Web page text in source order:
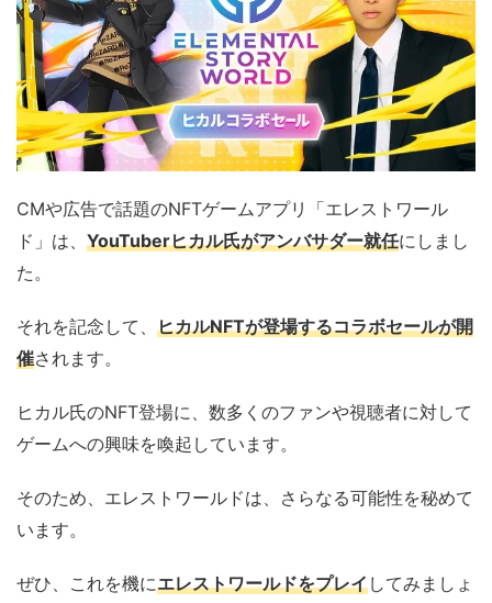
CMや広告で話題のNFTゲームアプリ「エレストワール
ド」は、 YouTuberヒカル氏がアンバサダー就任にしまし
た。
それを記念して、 ヒカルNFTが登場するコラボセールが開
催されます。
ヒカル氏のNFT登場に、数多くのファンや視聴者に対して
ゲームへの興味を喚起しています。
そのため、エレストワールドは、さらなる可能性を秘めて
います。
ぜひ、これを機にエレストワールドをプレイしてみましょ